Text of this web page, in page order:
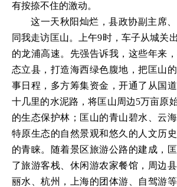
有按捺不住的激动。
这一天秋阳灿烂，县政协副主席
同我走访匡山。上午9时，车子从城关
的龙浦高速。先强告诉我，这些年来
态立县，打造海西绿色腹地，把匡山
事日程，多方筹集资金，开通了从国
十几里的水泥路，将匡山周边5万亩原
的生态保护林；匡山的青山碧水、云
特原生态的自然景观和悠久的人文历
的青睐。随着景区旅游公路的建成，
了旅游客栈、休闲游农家餐馆，周边
丽水、杭州，上海的团体游、自驾游